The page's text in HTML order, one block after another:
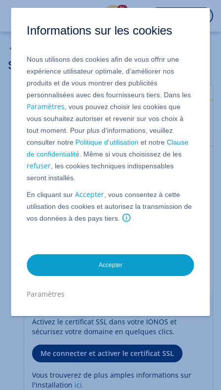
%
Sécuriser un site Web avec SSL
Le saviez-vous ? IONOS inclut un certificat wildcard
SSL gratuit de DigiCert dans toutes les offres
Hébergement et Domaine.
La transmission de données chiffrées par SSL
(Secure Sockets Layer) est un élément central de la
sécurité Internet. Deux étapes de base sont
nécessaires pour utiliser le chiffrement SSL dans
votre propre site Web :
Tout d'abord, activez SSL dans votre offre
Ensuite, forcer le chiffrement SSL sur toutes les
pages en redirigeant complètement votre site
Activez le certificat SSL dans votre IONOS et
sécurisez votre domaine en quelques clics.
Me connecter et activer le certificat SSL
Vous trouverez de plus amples informations sur
l'installation ici.
Informations sur les cookies
Nous utilisons des cookies afin de vous offrir une
expérience utilisateur optimale, d’améliorer nos
produits et de vous montrer des publicités
personnalisées avec des fournisseurs tiers. Dans les
Paramètres , vous pouvez choisir les cookies que
vous souhaitez autoriser et revenir sur vos choix à
tout moment. Pour plus d'informations, veuillez
consulter notre Politique d'utilisation et notreClause
de confidentialité . Même si vous choisissez de les
refuser , les cookies techniques indispensables
seront installés.
En cliquant surAccepter , vous consentez à cette
utilisation des cookies et autorisez la transmission de
vos données à des pays tiers.
Accepter
Paramètres